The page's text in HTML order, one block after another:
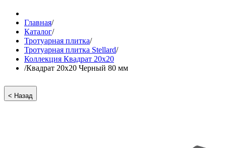
Главная/
Каталог/
Тротуарная плитка/
Тротуарная плитка Stellard/
Коллекция Квадрат 20х20
/Квадрат 20х20 Черный 80 мм